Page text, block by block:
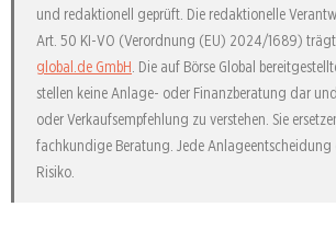
und redaktionell geprüft. Die redaktionelle
Art. 50 KI-VO (Verordnung (EU) 2024/1689)
global.de GmbH. Die auf Börse Global
stellen keine Anlage- oder Finanzberatung dar
oder Verkaufsempfehlung zu verstehen. Sie
fachkundige Beratung. Jede
Risiko.